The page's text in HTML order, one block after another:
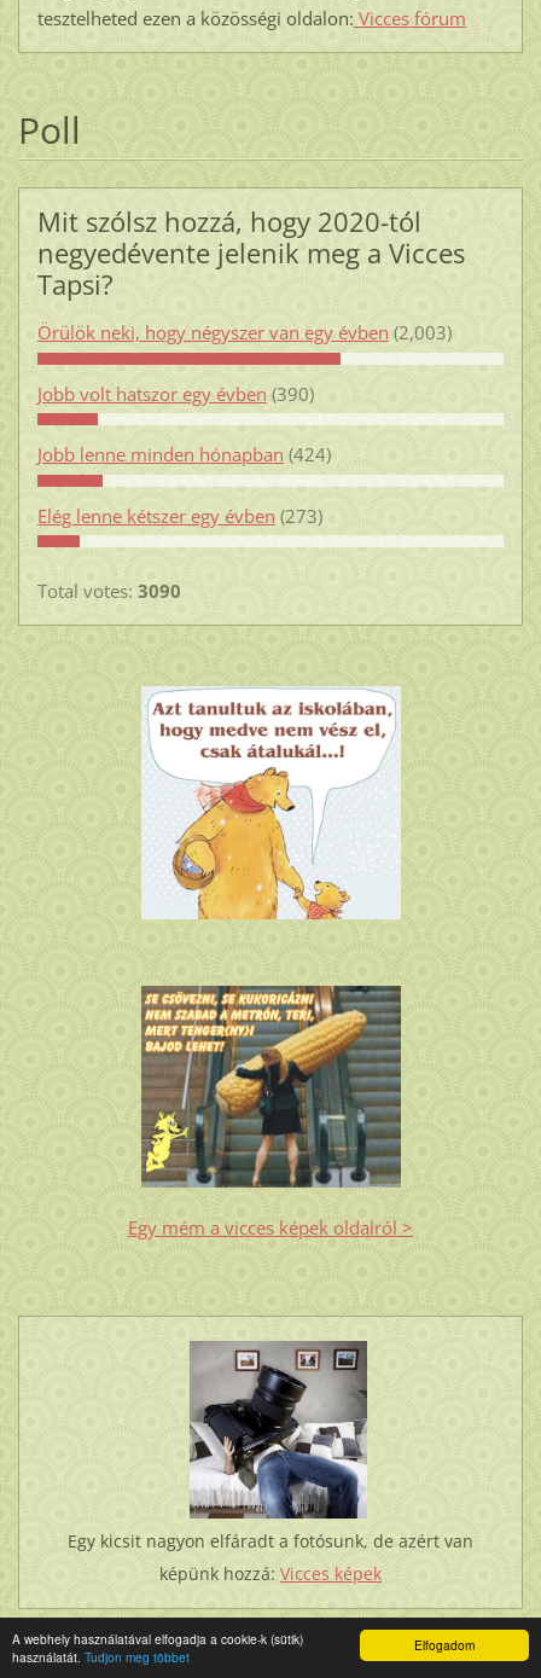
Elfogadom
A webhely használatával elfogadja a cookie-k (sütik)
használatát. Tudjon meg többet
tesztelheted ezen a közösségi oldalon: Vicces fórum
Poll
Mit szólsz hozzá, hogy 2020-tól
negyedévente jelenik meg a Vicces
Tapsi?
Örülök neki, hogy négyszer van egy évben (2,003)
Jobb volt hatszor egy évben (390)
Jobb lenne minden hónapban (424)
Elég lenne kétszer egy évben (273)
Total votes: 3090
Egy mém a vicces képek oldalról >
Egy kicsit nagyon elfáradt a fotósunk, de azért van
képünk hozzá: Vicces képek